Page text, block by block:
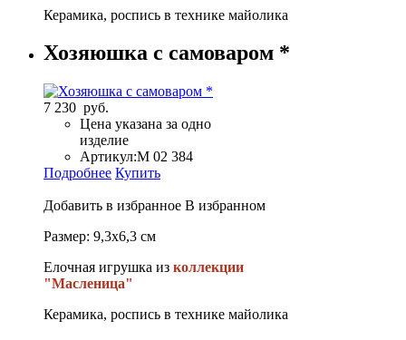
Керамика, роспись в технике майолика
Хозяюшка с самоваром *
7 230 руб.
Цена указана за одно
изделие
Артикул:М 02 384
Подробнее Купить
Добавить в избранное В избранном
Размер: 9,3х6,3 см
Елочная игрушка из коллекции
"Масленица"
Керамика, роспись в технике майолика